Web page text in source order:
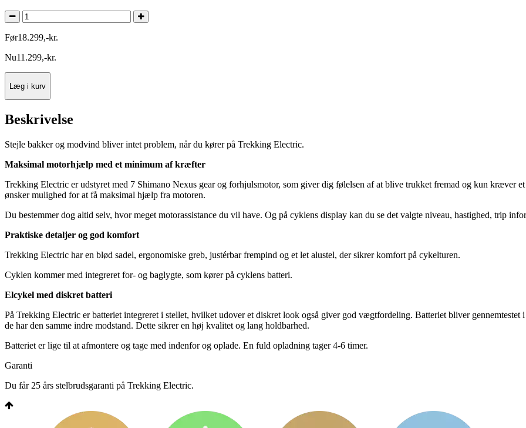
Før18.299,-kr.
Nu11.299,-kr.
Læg i kurv
Beskrivelse
Stejle bakker og modvind bliver intet problem, når du kører på Trekking Electric.
Maksimal motorhjælp med et minimum af kræfter
Trekking Electric er udstyret med 7 Shimano Nexus gear og forhjulsmotor, som giver dig følelsen af at blive trukket fremad og kun
ønsker mulighed for at få maksimal hjælp fra motoren.
Du bestemmer dog altid selv, hvor meget motorassistance du vil have. Og på cyklens display kan du se det valgte niveau, hastighed, trip
Praktiske detaljer og god komfort
Trekking Electric har en blød sadel, ergonomiske greb, justérbar frempind og et let alustel, der sikrer komfort på cykelturen.
Cyklen kommer med integreret for- og baglygte, som kører på cyklens batteri.
Elcykel med diskret batteri
På Trekking Electric er batteriet integreret i stellet, hvilket udover et diskret look også giver god vægtfordeling. Batteriet bliver
de har den samme indre modstand. Dette sikrer en høj kvalitet og lang holdbarhed.
Batteriet er lige til at afmontere og tage med indenfor og oplade. En fuld opladning tager 4-6 timer.
Garanti
Du får 25 års stelbrudsgaranti på Trekking Electric.